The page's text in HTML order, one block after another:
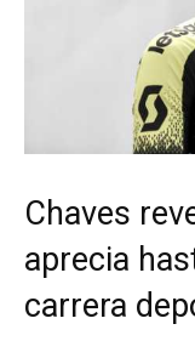
Chaves
aprecia
carrera